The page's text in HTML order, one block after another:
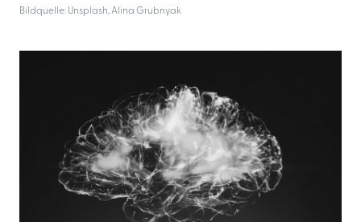
Bildquelle: Unsplash, Alina Grubnyak